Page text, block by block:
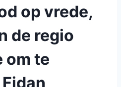
op vrede,
de regio
om te